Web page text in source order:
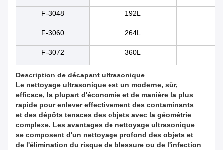
F-3048 192L
F-3060 264L
F-3072 360L
Description de décapant ultrasonique
Le nettoyage ultrasonique est un moderne, sûr,
efficace, la plupart d'économie et de manière la plus
rapide pour enlever effectivement des contaminants
et des dépôts tenaces des objets avec la géométrie
complexe. Les avantages de nettoyage ultrasonique
se composent d'un nettoyage profond des objets et
de l'élimination du risque de blessure ou de l'infection